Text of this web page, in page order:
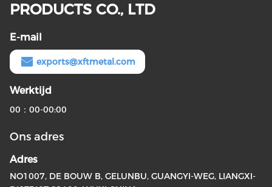
PRODUCTS CO., LTD
E-mail
exports@xftmetal.com
Werktijd
00：00-00:00
Ons adres
Adres
NO1007, DE BOUW B, GELUNBU, GUANGYI-WEG, LIANGXI-